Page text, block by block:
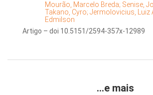
Mourão, Marcelo Breda; Senise,
Takano, Cyro; Jermolovicius, Luiz
Edmilson
Artigo – doi 10.5151/2594-357x-12989
...e mais